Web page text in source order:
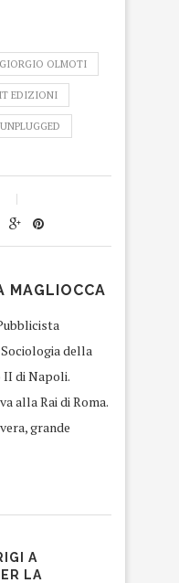
GIORGIO OLMOTI
EDIZIONI
MAGLIOCCA
della
II di Napoli.
alla Rai di Roma.
grande
A
LA